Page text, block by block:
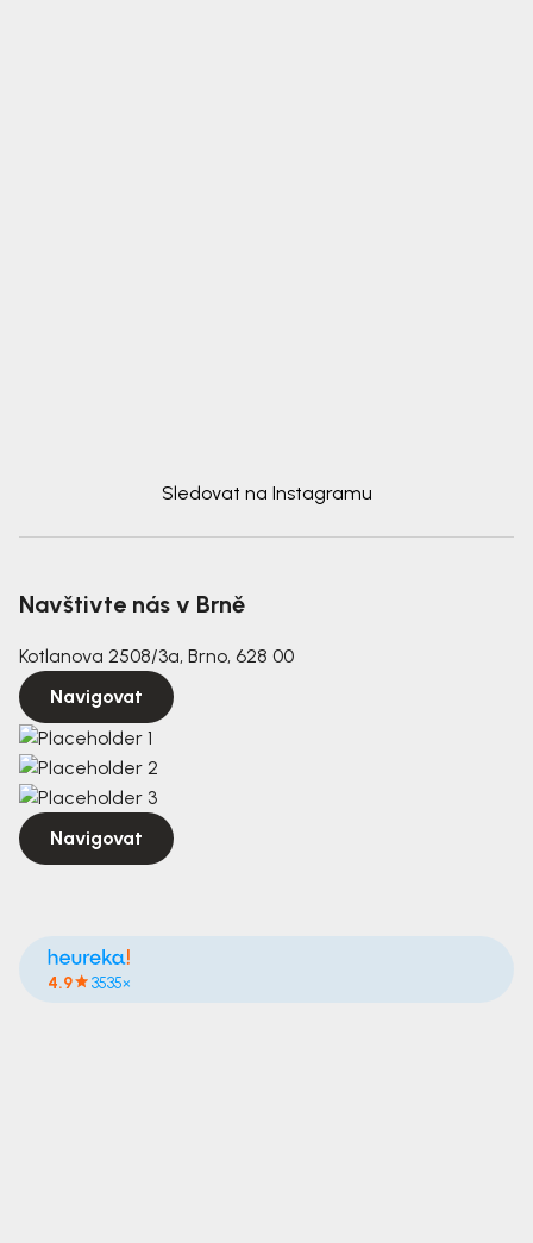
Sledovat na Instagramu
Navštivte nás v Brně
Kotlanova 2508/3a, Brno, 628 00
Navigovat
Navigovat
4.9 3535×